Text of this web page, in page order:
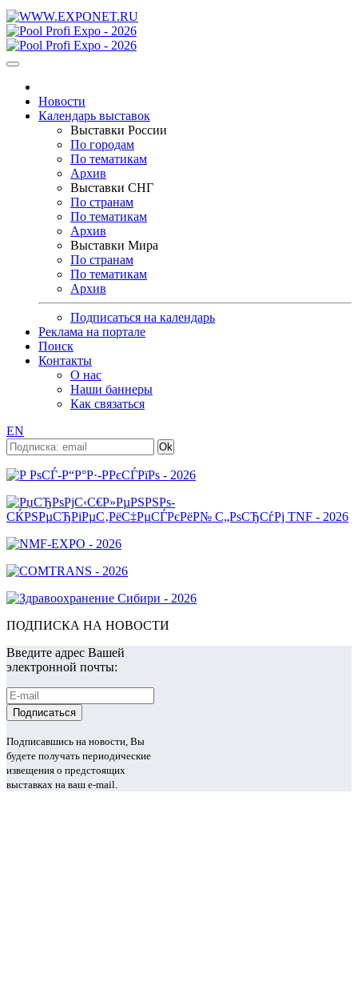
Новости
Календарь выставок
Выставки России
По городам
По тематикам
Архив
Выставки СНГ
По странам
По тематикам
Архив
Выставки Мира
По странам
По тематикам
Архив
Подписаться на календарь
Реклама на портале
Поиск
Контакты
О нас
Наши баннеры
Как связаться
EN
ПОДПИСКА НА НОВОСТИ
Введите адрес Вашей
электронной почты:
Подписавшись на новости, Вы
будете получать периодические
извещения о предстоящих
выставках на ваш e-mail.